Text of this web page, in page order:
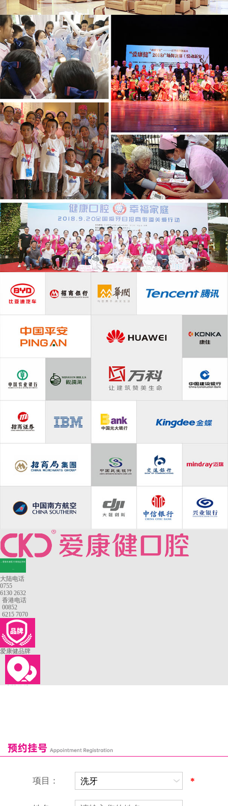
—香港长者医疗券指定牙科
大陆电话
0755
6130 2632
香港电话
00852
6215 7070
爱康健品牌
恒乐口腔诊所
富港口腔诊所
项目： *